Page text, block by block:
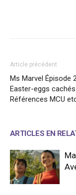
Article précédent
Ms Marvel Épisode
Easter-eggs
Références MCU
ARTICLES EN